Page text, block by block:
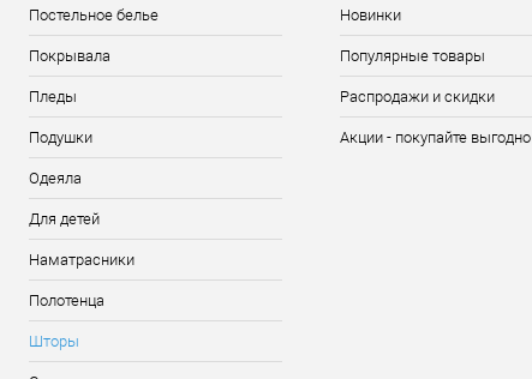
Постельное белье
Покрывала
Пледы
Подушки
Одеяла
Для детей
Наматрасники
Полотенца
Шторы
Новинки
Популярные товары
Распродажи и скидки
Акции - покупайте выгодно